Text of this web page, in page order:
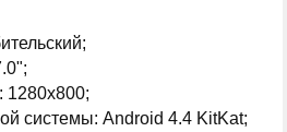
1280x800;
системы: Android 4.4 KitKat;